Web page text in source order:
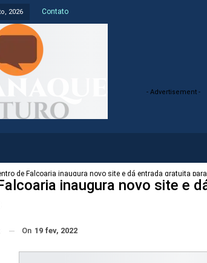
2026 Contato
- Advertisement -
de Falcoaria inaugura novo site e dá entrada gratuita
inaugura novo site e
On 19 fev, 2022